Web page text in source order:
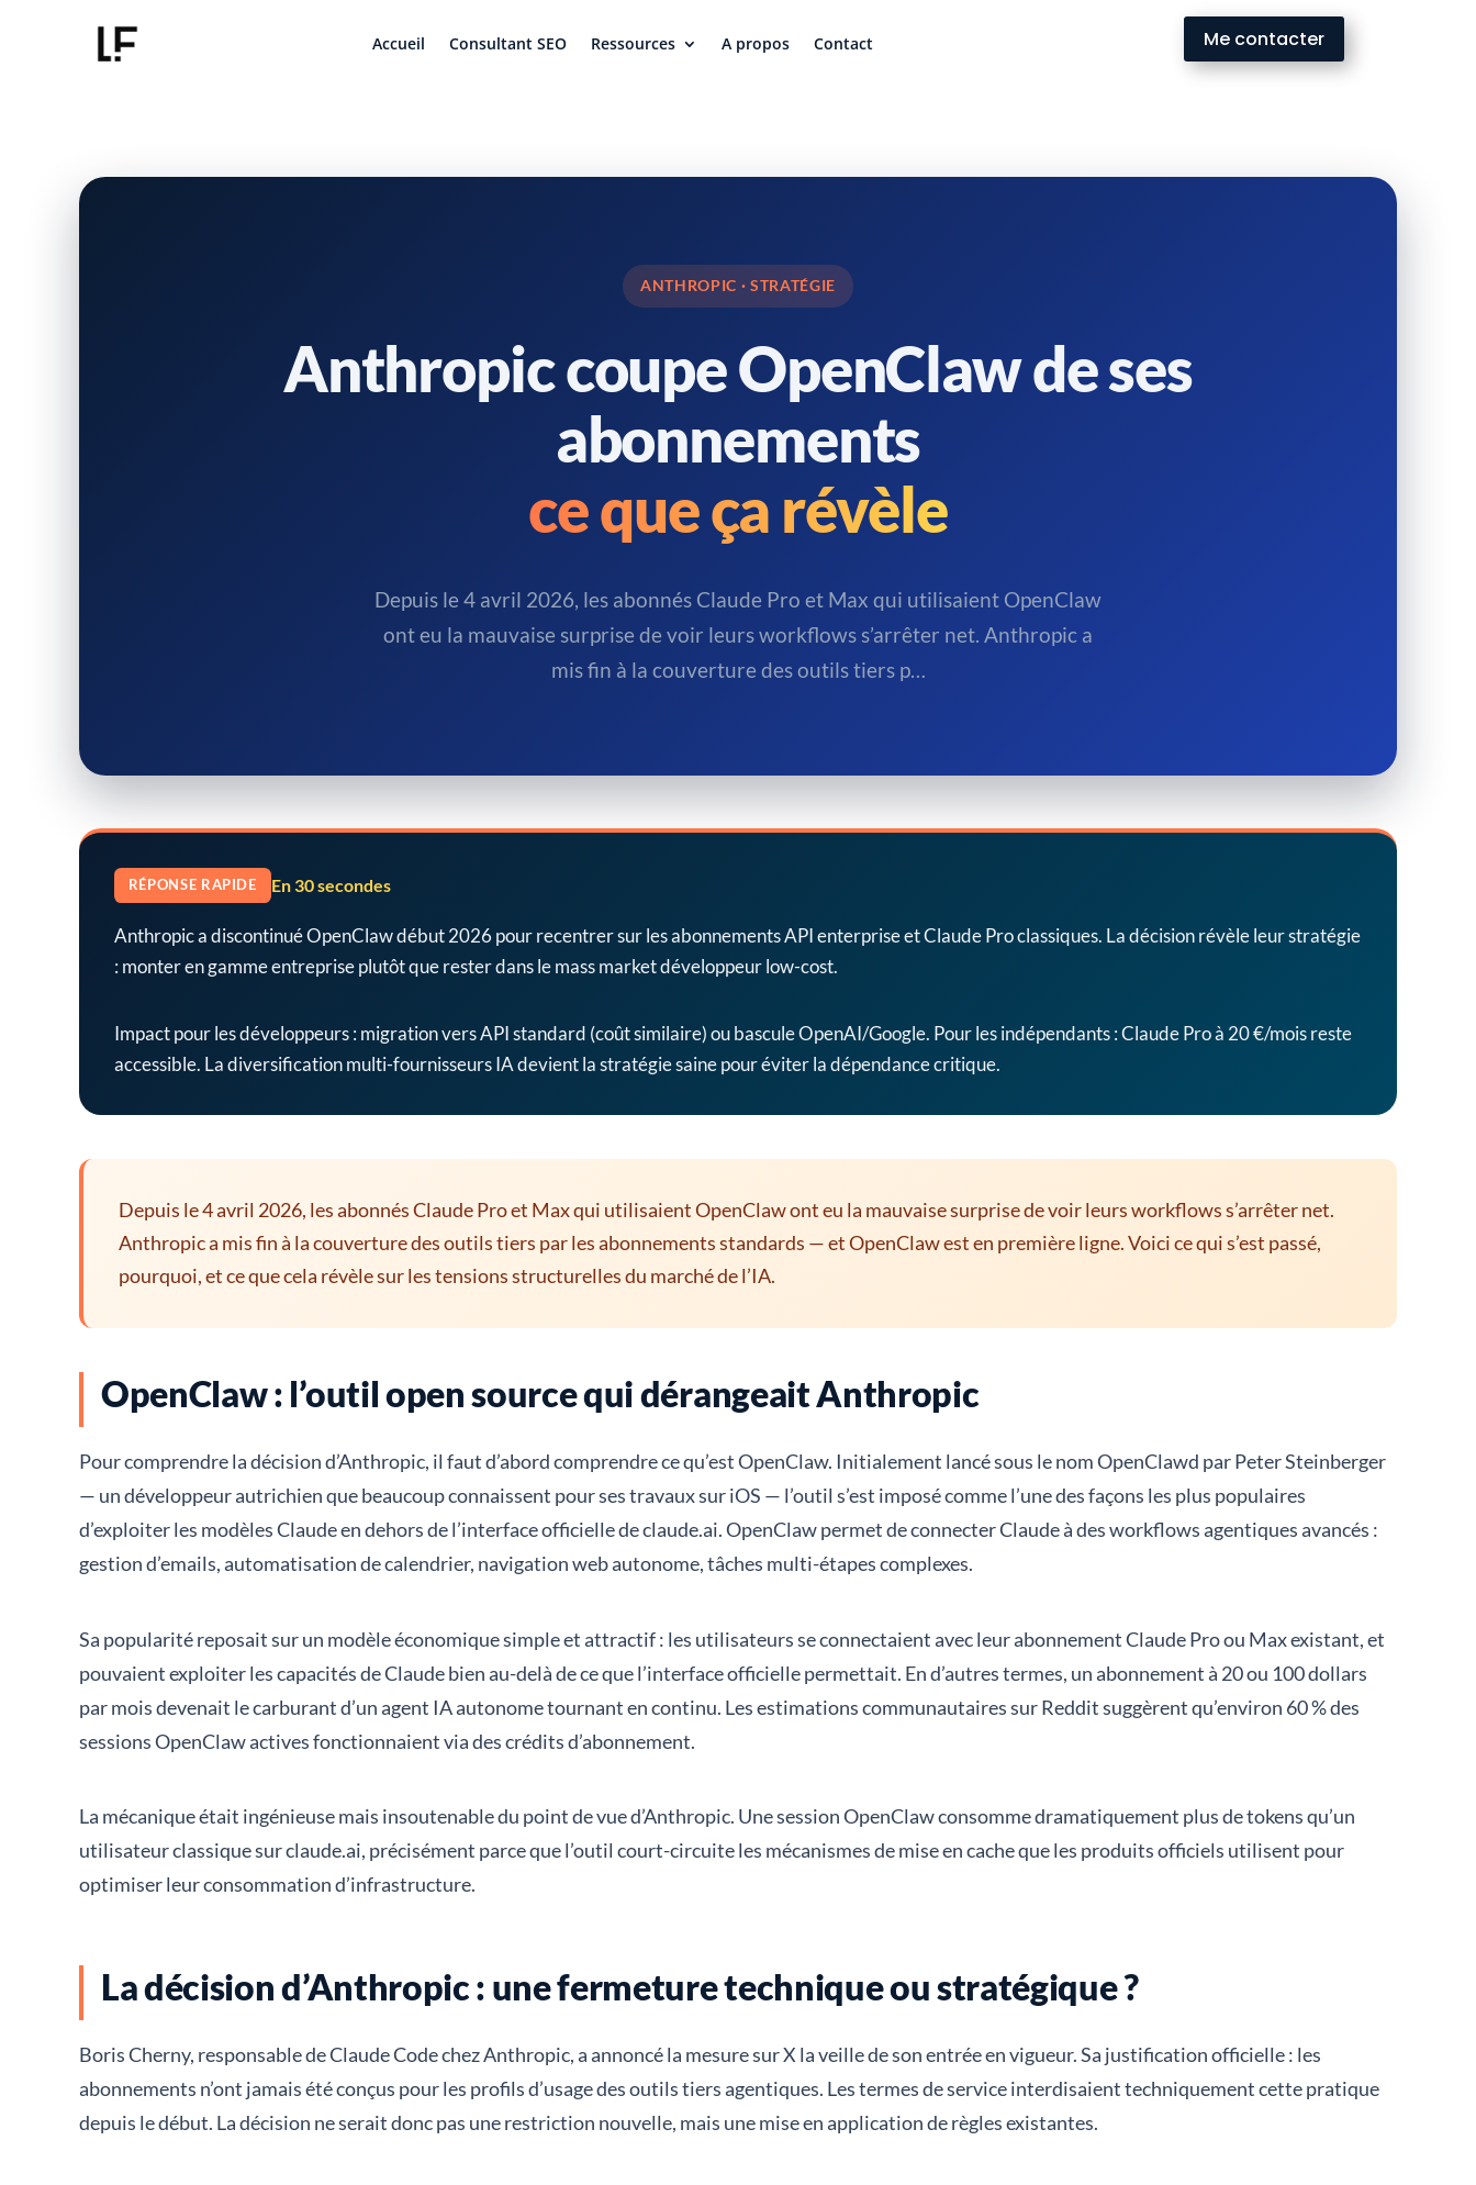
Accueil Consultant SEO Ressources A propos Contact Me contacter
ANTHROPIC · STRATÉGIE
Anthropic coupe OpenClaw de ses
abonnements
ce que ça révèle
Depuis le 4 avril 2026, les abonnés Claude Pro et Max qui utilisaient OpenClaw
ont eu la mauvaise surprise de voir leurs workflows s’arrêter net. Anthropic a
mis fin à la couverture des outils tiers p…
RÉPONSE RAPIDE En 30 secondes
Anthropic a discontinué OpenClaw début 2026 pour recentrer sur les abonnements API enterprise et Claude Pro classiques. La décision révèle leur stratégie
: monter en gamme entreprise plutôt que rester dans le mass market développeur low-cost.
Impact pour les développeurs : migration vers API standard (coût similaire) ou bascule OpenAI/Google. Pour les indépendants : Claude Pro à 20 €/mois reste
accessible. La diversification multi-fournisseurs IA devient la stratégie saine pour éviter la dépendance critique.
Depuis le 4 avril 2026, les abonnés Claude Pro et Max qui utilisaient OpenClaw ont eu la mauvaise surprise de voir leurs workflows s’arrêter net.
Anthropic a mis fin à la couverture des outils tiers par les abonnements standards — et OpenClaw est en première ligne. Voici ce qui s’est passé,
pourquoi, et ce que cela révèle sur les tensions structurelles du marché de l’IA.
OpenClaw : l’outil open source qui dérangeait Anthropic
Pour comprendre la décision d’Anthropic, il faut d’abord comprendre ce qu’est OpenClaw. Initialement lancé sous le nom OpenClawd par Peter Steinberger
— un développeur autrichien que beaucoup connaissent pour ses travaux sur iOS — l’outil s’est imposé comme l’une des façons les plus populaires
d’exploiter les modèles Claude en dehors de l’interface officielle de claude.ai. OpenClaw permet de connecter Claude à des workflows agentiques avancés :
gestion d’emails, automatisation de calendrier, navigation web autonome, tâches multi-étapes complexes.
Sa popularité reposait sur un modèle économique simple et attractif : les utilisateurs se connectaient avec leur abonnement Claude Pro ou Max existant, et
pouvaient exploiter les capacités de Claude bien au-delà de ce que l’interface officielle permettait. En d’autres termes, un abonnement à 20 ou 100 dollars
par mois devenait le carburant d’un agent IA autonome tournant en continu. Les estimations communautaires sur Reddit suggèrent qu’environ 60 % des
sessions OpenClaw actives fonctionnaient via des crédits d’abonnement.
La mécanique était ingénieuse mais insoutenable du point de vue d’Anthropic. Une session OpenClaw consomme dramatiquement plus de tokens qu’un
utilisateur classique sur claude.ai, précisément parce que l’outil court-circuite les mécanismes de mise en cache que les produits officiels utilisent pour
optimiser leur consommation d’infrastructure.
La décision d’Anthropic : une fermeture technique ou stratégique ?
Boris Cherny, responsable de Claude Code chez Anthropic, a annoncé la mesure sur X la veille de son entrée en vigueur. Sa justification officielle : les
abonnements n’ont jamais été conçus pour les profils d’usage des outils tiers agentiques. Les termes de service interdisaient techniquement cette pratique
depuis le début. La décision ne serait donc pas une restriction nouvelle, mais une mise en application de règles existantes.